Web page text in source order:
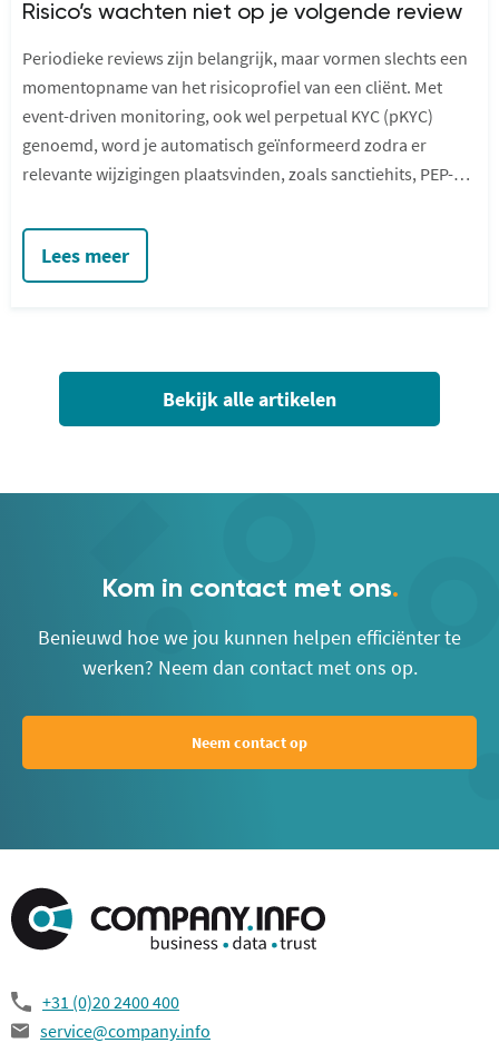
Risico’s wachten niet op je volgende review
Periodieke reviews zijn belangrijk, maar vormen slechts een
momentopname van het risicoprofiel van een cliënt. Met
event-driven monitoring, ook wel perpetual KYC (pKYC)
genoemd, word je automatisch geïnformeerd zodra er
relevante wijzigingen plaatsvinden, zoals sanctiehits, PEP-
Lees meer
Bekijk alle artikelen
Kom in contact met ons.
Benieuwd hoe we jou kunnen helpen efficiënter te
werken? Neem dan contact met ons op.
Neem contact op
+31 (0)20 2400 400
service@company.info